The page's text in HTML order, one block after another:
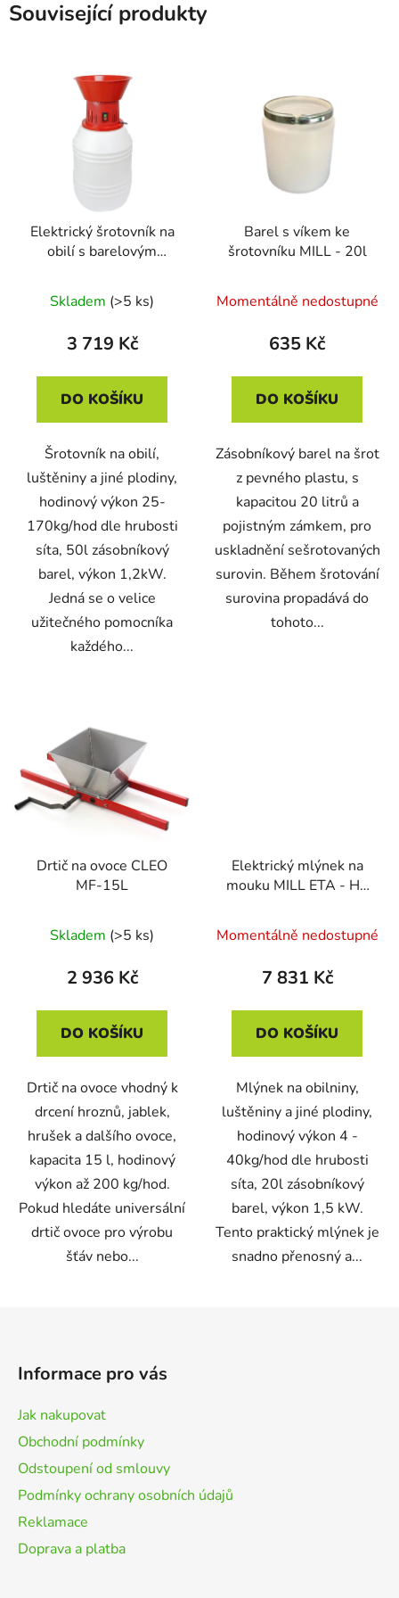
Související produkty
Elektrický šrotovník na
obilí s barelovým
HP 1,2kW
Skladem (>5 ks)
3 719 Kč
DO KOŠÍKU
Šrotovník na obilí,
luštěniny a jiné plodiny,
hodinový výkon 25-
170kg/hod dle hrubosti
síta, 50l zásobníkový
barel, výkon 1,2kW.
Jedná se o velice
užitečného pomocníka
každého...
Barel s víkem ke
šrotovníku MILL - 20l
Momentálně nedostupné
635 Kč
DO KOŠÍKU
Zásobníkový barel na šrot
z pevného plastu, s
kapacitou 20 litrů a
pojistným zámkem, pro
uskladnění sešrotovaných
surovin. Během šrotování
surovina propadává do
tohoto...
Drtič na ovoce CLEO
MF-15L
Skladem (>5 ks)
2 936 Kč
DO KOŠÍKU
Drtič na ovoce vhodný k
drcení hroznů, jablek,
hrušek a dalšího ovoce,
kapacita 15 l, hodinový
výkon až 200 kg/hod.
Pokud hledáte universální
drtič ovoce pro výrobu
šťáv nebo...
Elektrický mlýnek na
mouku MILL ETA - HP
Momentálně nedostupné
7 831 Kč
DO KOŠÍKU
Mlýnek na obilniny,
luštěniny a jiné plodiny,
hodinový výkon 4 -
40kg/hod dle hrubosti
síta, 20l zásobníkový
barel, výkon 1,5 kW.
Tento praktický mlýnek je
snadno přenosný a...
Informace pro vás
Jak nakupovat
Obchodní podmínky
Odstoupení od smlouvy
Podmínky ochrany osobních údajů
Reklamace
Doprava a platba